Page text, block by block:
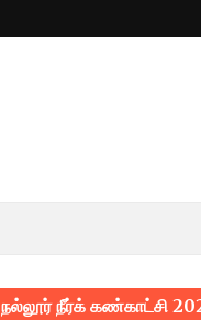
நல்லூர் நீர்க் கண்காட்சி